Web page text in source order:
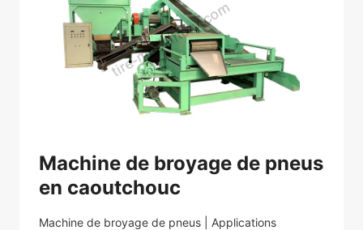
Machine de broyage de pneus
en caoutchouc
Machine de broyage de pneus | Applications